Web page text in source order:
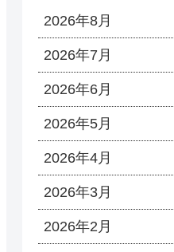
2026年8月
2026年7月
2026年6月
2026年5月
2026年4月
2026年3月
2026年2月